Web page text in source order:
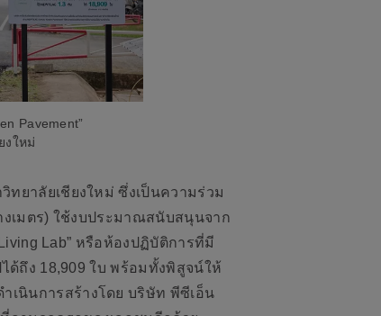
Pavement”
งใหม่
ทยาลัยเชียงใหม่ ซึ่งเป็นความร่วม
เมตร) ใช้งบประมาณสนับสนุนจาก
Lab” หรือห้องปฏิบัติการที่มี
ด้ถึง 18,909 ใบ พร้อมทั้งพิสูจน์ให้
เนินการสร้างโดย บริษัท พีซีเอ็น